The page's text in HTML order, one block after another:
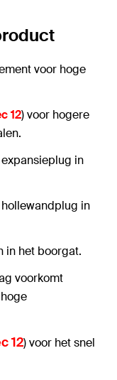
voor hoge
12) voor hogere
in
in
in het boorgat.
voorkomt
12) voor het snel